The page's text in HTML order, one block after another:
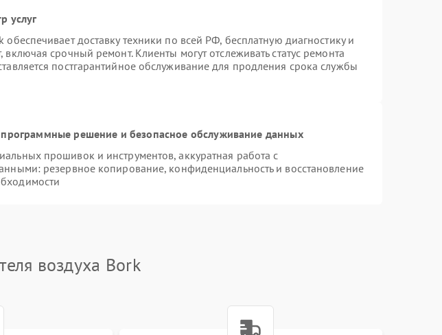
услуг
доставку техники по всей РФ, бесплатную диагностику и
включая срочный ремонт. Клиенты могут отслеживать статус ремонта
постгарантийное обслуживание для продления срока службы
решение и безопасное обслуживание данных
прошивок и инструментов, аккуратная работа с
резервное копирование, конфиденциальность и восстановление
воздуха Bork